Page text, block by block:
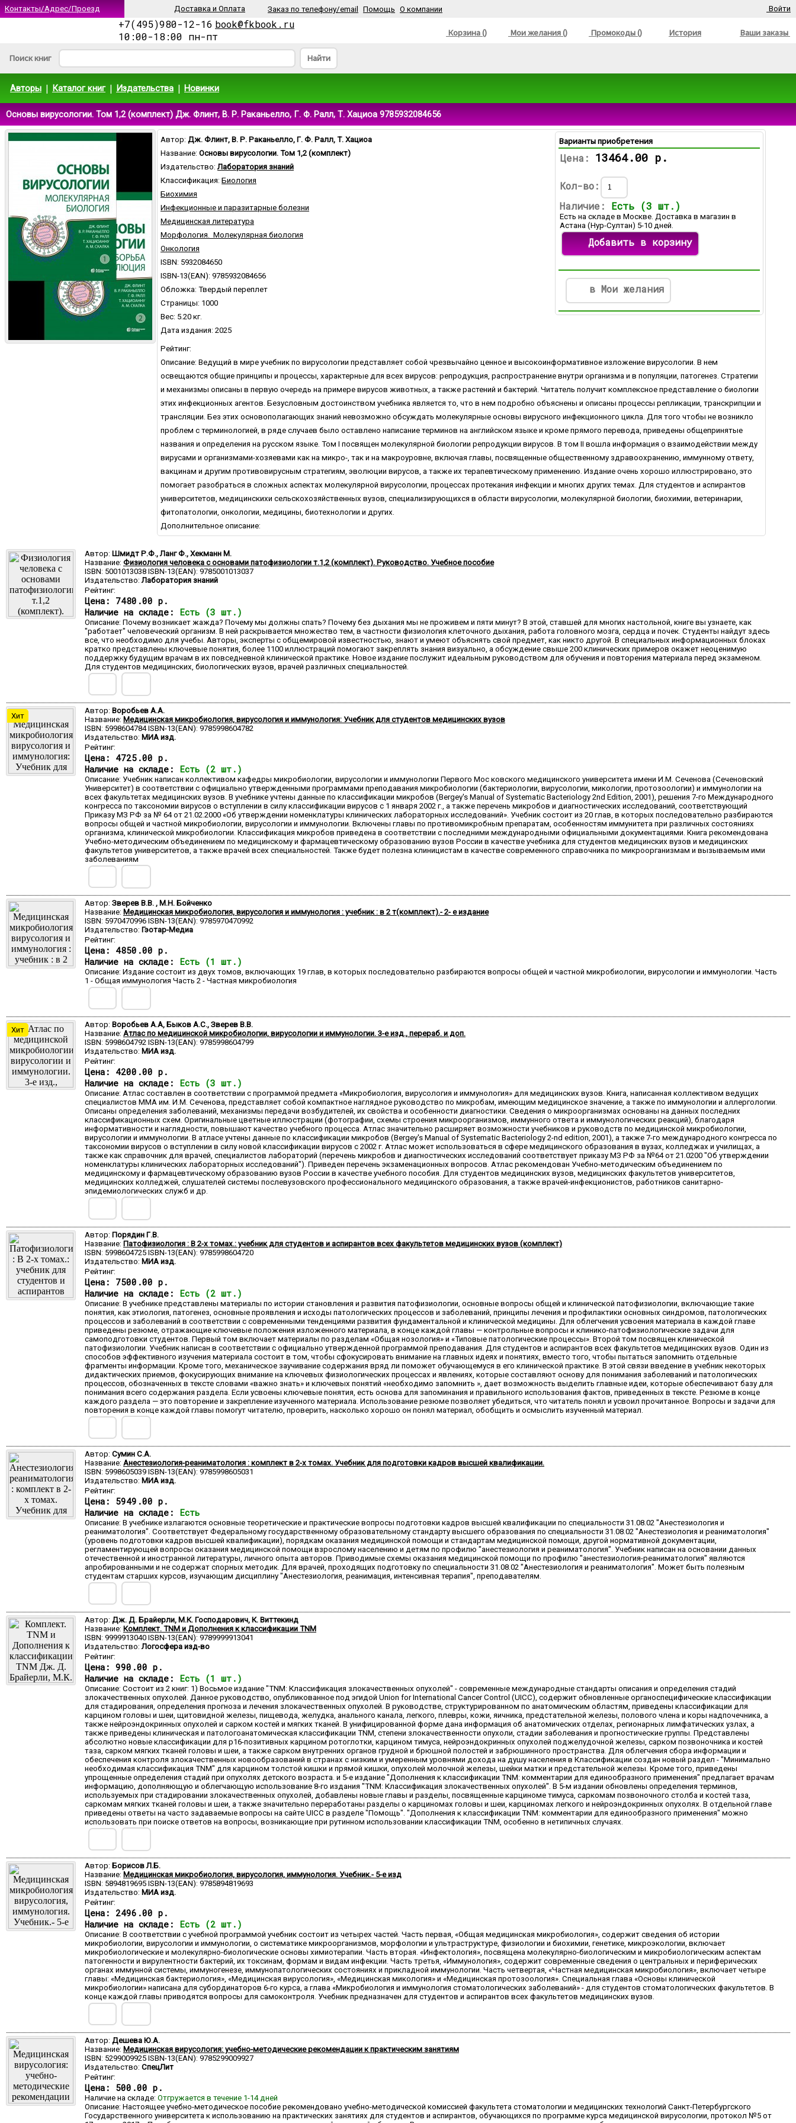
Контакты/Адрес/Проезд Доставка и Оплата Заказ по телефону/email Помощь О компании Войти
+7(495)980-12-16 book@fkbook.ru
10:00-18:00 пн-пт
Корзина () Мои желания () Промокоды () История Ваши заказы
Поиск книг Найти
Авторы | Каталог книг | Издательства | Новинки
Основы вирусологии. Том 1,2 (комплект) Дж. Флинт, В. Р. Раканьелло, Г. Ф. Ралл, Т. Хациоа 9785932084656
Варианты приобретения
Цена: 13464.00 р.
Кол-во:
Наличие: Есть (3 шт.)
Есть на складе в Москве. Доставка в магазин в
Астана (Нур-Султан) 5-10 дней.
Добавить в корзину
в Мои желания
Автор: Дж. Флинт, В. Р. Раканьелло, Г. Ф. Ралл, Т. Хациоа
Название: Основы вирусологии. Том 1,2 (комплект)
Издательство:Лаборатория знаний
Классификация: Биология
Биохимия
Инфекционные и паразитарные болезни
Медицинская литература
Морфология. Молекулярная биология
Онкология
ISBN: 5932084650
ISBN-13(EAN): 9785932084656
Обложка: Твердый переплет
Страницы: 1000
Вес: 5.20 кг.
Дата издания: 2025
Рейтинг:
Описание: Ведущий в мире учебник по вирусологии представляет собой чрезвычайно ценное и высокоинформативное изложение вирусологии. В нем
освещаются общие принципы и процессы, характерные для всех вирусов: репродукция, распространение внутри организма и в популяции, патогенез. Стратегии
и механизмы описаны в первую очередь на примере вирусов животных, а также растений и бактерий. Читатель получит комплексное представление о биологии
этих инфекционных агентов. Безусловным достоинством учебника является то, что в нем подробно объяснены и описаны процессы репликации, транскрипции и
трансляции. Без этих основополагающих знаний невозможно обсуждать молекулярные основы вирусного инфекционного цикла. Для того чтобы не возникло
проблем с терминологией, в ряде случаев было оставлено написание терминов на английском языке и кроме прямого перевода, приведены общепринятые
названия и определения на русском языке. Том I посвящен молекулярной биологии репродукции вирусов. В том II вошла информация о взаимодействии между
вирусами и организмами-хозяевами как на микро-, так и на макроуровне, включая главы, посвященные общественному здравоохранению, иммунному ответу,
вакцинам и другим противовирусным стратегиям, эволюции вирусов, а также их терапевтическому применению. Издание очень хорошо иллюстрировано, это
помогает разобраться в сложных аспектах молекулярной вирусологии, процессах протекания инфекции и многих других темах. Для студентов и аспирантов
университетов, медицинскихи сельскохозяйственных вузов, специализирующихся в области вирусологии, молекулярной биологии, биохимии, ветеринарии,
фитопатологии, онкологии, медицины, биотехнологии и других.
Дополнительное описание:
Автор: Шмидт Р.Ф., Ланг Ф., Хекманн М.
Название: Физиология человека с основами патофизиологии т.1,2 (комплект). Руководство. Учебное пособие
ISBN: 5001013038 ISBN-13(EAN): 9785001013037
Издательство:Лаборатория знаний
Рейтинг:
Цена: 7480.00 р.
Наличие на складе: Есть (3 шт.)
Описание: Почему возникает жажда? Почему мы должны спать? Почему без дыхания мы не проживем и пяти минут? В этой, ставшей для многих настольной, книге вы узнаете, как
"работает" человеческий организм. В ней раскрывается множество тем, в частности физиология клеточного дыхания, работа головного мозга, сердца и почек. Студенты найдут здесь
все, что необходимо для учебы. Авторы, эксперты с общемировой известностью, знают и умеют объяснять свой предмет, как никто другой. В специальных информационных блоках
кратко представлены ключевые понятия, более 1100 иллюстраций помогают закреплять знания визуально, а обсуждение свыше 200 клинических примеров окажет неоценимую
поддержку будущим врачам в их повседневной клинической практике. Новое издание послужит идеальным руководством для обучения и повторения материала перед экзаменом.
Для студентов медицинских, биологических вузов, врачей различных специальностей.
Хит
Автор: Воробьев А.А.
Название: Медицинская микробиология, вирусология и иммунология: Учебник для студентов медицинских вузов
ISBN: 5998604784 ISBN-13(EAN): 9785998604782
Издательство: МИА изд.
Рейтинг:
Цена: 4725.00 р.
Наличие на складе: Есть (2 шт.)
Описание: Учебник написан коллективом кафедры микробиологии, вирусологии и иммунологии Первого Мос ковского медицинского университета имени И.М. Сеченова (Сеченовский
Университет) в соответствии с официально утвержденными программами преподавания микробиологии (бактериологии, вирусологии, микологии, протозоологии) и иммунологии на
всех факультетах медицинских вузов. В учебнике учтены данные по классификации микробов (Bergey's Manual of Systematic Bacteriology 2nd Edition, 2001), решения 7-го Международного
конгресса по таксономии вирусов о вступлении в силу классификации вирусов с 1 января 2002 г., а также перечень микробов и диагностических исследований, соответствующий
Приказу МЗ РФ за № 64 от 21.02.2000 «Об утверждении номенклатуры клинических лабораторных исследований». Учебник состоит из 20 глав, в которых последовательно разбираются
вопросы общей и частной микробиологии, вирусологии и иммунологии. Включены главы по противомикробным препаратам, особенностям иммунитета при различных состояниях
организма, клинической микробиологии. Классификация микробов приведена в соответствии с последними международными официальными документациями. Книга рекомендована
Учебно-методическим объединением по медицинскому и фармацевтическому образованию вузов России в качестве учебника для студентов медицинских вузов и медицинских
факультетов университетов, а также врачей всех специальностей. Также будет полезна клиницистам в качестве современного справочника по микроорганизмам и вызываемым ими
заболеваниям
Автор: Зверев В.В. , М.Н. Бойченко
Название: Медицинская микробиология, вирусология и иммунология : учебник : в 2 т(комплект).- 2- е издание
ISBN: 5970470996 ISBN-13(EAN): 9785970470992
Издательство: Гэотар-Медиа
Рейтинг:
Цена: 4850.00 р.
Наличие на складе: Есть (1 шт.)
Описание: Издание состоит из двух томов, включающих 19 глав, в которых последовательно разбираются вопросы общей и частной микробиологии, вирусологии и иммунологии. Часть
1 - Общая иммунология Часть 2 - Частная микробиология
Хит
Автор: Воробьев А.А, Быков А.С., Зверев В.В.
Название: Атлас по медицинской микробиологии, вирусологии и иммунологии. 3-е изд., перераб. и доп.
ISBN: 5998604792 ISBN-13(EAN): 9785998604799
Издательство: МИА изд.
Рейтинг:
Цена: 4200.00 р.
Наличие на складе: Есть (3 шт.)
Описание: Атлас составлен в соответствии с программой предмета «Микробиология, вирусология и иммунология» для медицинских вузов. Книга, написанная коллективом ведущих
специалистов ММА им. И.М. Сеченова, представляет собой компактное наглядное руководство по микробам, имеющим медицинское значение, а также по иммунологии и аллергологии.
Описаны определения заболеваний, механизмы передачи возбудителей, их свойства и особенности диагностики. Сведения о микроорганизмах основаны на данных последних
классификационных схем. Оригинальные цветные иллюстрации (фотографии, схемы строения микроорганизмов, иммунного ответа и иммунологических реакций), благодаря
информативности и наглядности, повышают качество учебного процесса. Атлас значительно расширяет возможности учебников и руководств по медицинской микробиологии,
вирусологии и иммунологии. В атласе учтены данные по классификации микробов (Bergey's Manual of Systematic Bacteriology 2-nd edition, 2001), а также 7-го международного конгресса по
таксономии вирусов о вступлении в силу новой классификации вирусов с 2002 г. Атлас может использоваться в сфере медицинского образования в вузах, колледжах и училищах, а
также как справочник для врачей, специалистов лабораторий (перечень микробов и диагностических исследований соответствует приказу МЗ РФ за №64 от 21.0200 "Об утверждении
номенклатуры клинических лабораторных исследований"). Приведен перечень экзаменационных вопросов. Атлас рекомендован Учебно-методическим объединением по
медицинскому и фармацевтическому образованию вузов России в качестве учебного пособия. Для студентов медицинских вузов, медицинских факультетов университетов,
медицинских колледжей, слушателей системы послевузовского профессионального медицинского образования, а также врачей-инфекционистов, работников санитарно-
эпидемиологических служб и др.
Автор: Порядин Г.В.
Название: Патофизиология : В 2-х томах.: учебник для студентов и аспирантов всех факультетов медицинских вузов (комплект)
ISBN: 5998604725 ISBN-13(EAN): 9785998604720
Издательство: МИА изд.
Рейтинг:
Цена: 7500.00 р.
Наличие на складе: Есть (2 шт.)
Описание: В учебнике представлены материалы по истории становления и развития патофизиологии, основные вопросы общей и клинической патофизиологии, включающие такие
понятия, как этиология, патогенез, основные проявления и исходы патологических процессов и заболеваний, принципы лечения и профилактики основных синдромов, патологических
процессов и заболеваний в соответствии с современными тенденциями развития фундаментальной и клинической медицины. Для облегчения усвоения материала в каждой главе
приведены резюме, отражающие ключевые положения изложенного материала, в конце каждой главы — контрольные вопросы и клинико-патофизиологические задачи для
самоподготовки студентов. Первый том включает материалы по разделам «Общая нозология» и «Типовые патологические процессы». Второй том посвящен клинической
патофизиологии. Учебник написан в соответствии с официально утвержденной программой преподавания. Для студентов и аспирантов всех факультетов медицинских вузов. Один из
способов эффективного изучения материала состоит в том, чтобы сфокусировать внимание на главных идеях и понятиях, вместо того, чтобы пытаться запомнить отдельные
фрагменты информации. Кроме того, механическое заучивание содержания вряд ли поможет обучающемуся в его клинической практике. В этой связи введение в учебник некоторых
дидактических приемов, фокусирующих внимание на ключевых физиологических процессах и явлениях, которые составляют основу для понимания заболеваний и патологических
процессов, обозначенных в тексте словами «важно знать» и ключевых понятий «необходимо запомнить », дает возможность выделить главные идеи, которые обеспечивают базу для
понимания всего содержания раздела. Если усвоены ключевые понятия, есть основа для запоминания и правильного использования фактов, приведенных в тексте. Резюме в конце
каждого раздела — это повторение и закрепление изученного материала. Использование резюме позволяет убедиться, что читатель понял и усвоил прочитанное. Вопросы и задачи для
повторения в конце каждой главы помогут читателю, проверить, насколько хорошо он понял материал, обобщить и осмыслить изученный материал.
Автор: Сумин С.А.
Название: Анестезиология-реаниматология : комплект в 2-х томах. Учебник для подготовки кадров высшей квалификации.
ISBN: 5998605039 ISBN-13(EAN): 9785998605031
Издательство: МИА изд.
Рейтинг:
Цена: 5949.00 р.
Наличие на складе: Есть
Описание: В учебнике излагаются основные теоретические и практические вопросы подготовки кадров высшей квалификации по специальности 31.08.02 "Анестезиология и
реаниматология". Соответствует Федеральному государственному образовательному стандарту высшего образования по специальности 31.08.02 "Анестезиология и реаниматология"
(уровень подготовки кадров высшей квалификации), порядкам оказания медицинской помощи и стандартам медицинской помощи, другой нормативной документации,
регламентирующей вопросы оказания медицинской помощи взрослому населению и детям по профилю "анестезиология и реаниматология". Учебник написан на основании данных
отечественной и иностранной литературы, личного опыта авторов. Приводимые схемы оказания медицинской помощи по профилю "анестезиология-реаниматология" являются
апробированными и не содержат спорных методик. Для врачей, проходящих подготовку по специальности 31.08.02 "Анестезиология и реаниматология". Может быть полезным
студентам старших курсов, изучающим дисциплину "Анестезиология, реанимация, интенсивная терапия", преподавателям.
Автор: Дж. Д. Брайерли, М.К. Господарович, К. Виттекинд
Название: Комплект. TNM и Дополнения к классификации TNM
ISBN: 9999913040 ISBN-13(EAN): 9789999913041
Издательство:Логосфера изд-во
Рейтинг:
Цена: 990.00 р.
Наличие на складе: Есть (1 шт.)
Описание: Состоит из 2 книг: 1) Восьмое издание "TNM: Классификация злокачественных опухолей" - современные международные стандарты описания и определения стадий
злокачественных опухолей. Данное руководство, опубликованное под эгидой Union for International Cancer Control (UICC), содержит обновленные органоспецифические классификации
для стадирования, определения прогноза и лечения злокачественных опухолей. В руководстве, структурированном по анатомическим областям, приведены классификации для
карцином головы и шеи, щитовидной железы, пищевода, желудка, анального канала, легкого, плевры, кожи, яичника, предстательной железы, полового члена и коры надпочечника, а
также нейроэндокринных опухолей и сарком костей и мягких тканей. В унифицированной форме дана информация об анатомических отделах, регионарных лимфатических узлах, а
также приведены клиническая и патологоанатомическая классификации TNM, степени злокачественности опухоли, стадии заболевания и прогностические группы. Представлены
абсолютно новые классификации для p16-позитивных карцином ротоглотки, карцином тимуса, нейроэндокринных опухолей поджелудочной железы, сарком позвоночника и костей
таза, сарком мягких тканей головы и шеи, а также сарком внутренних органов грудной и брюшной полостей и забрюшинного пространства. Для облегчения сбора информации и
обеспечения контроля злокачественных новообразований в странах с низким и умеренным уровнями дохода на душу населения в Классификации создан новый раздел - "Минимально
необходимая классификация TNM" для карцином толстой кишки и прямой кишки, опухолей молочной железы, шейки матки и предстательной железы. Кроме того, приведены
упрощенные определения стадий при опухолях детского возраста. и 5-е издание "Дополнения к классификации TNM: комментарии для единообразного применения" предлагает врачам
информацию, дополняющую и облегчающую использование 8-го издания "TNM: Классификация злокачественных опухолей". В 5-м издании обновлены определения терминов,
используемых при стадировании злокачественных опухолей, добавлены новые главы и разделы, посвященные карциноме тимуса, саркомам позвоночного столба и костей таза,
саркомам мягких тканей головы и шеи, а также значительно переработаны разделы о карциномах головы и шеи, карциномах легкого и нейроэндокринных опухолях. В отдельной главе
приведены ответы на часто задаваемые вопросы на сайте UICC в разделе "Помощь". "Дополнения к классификации TNM: комментарии для единообразного применения" можно
использовать при поиске ответов на вопросы, возникающие при рутинном использовании классификации TNM, особенно в нетипичных случаях.
Автор: Борисов Л.Б.
Название: Медицинская микробиология, вирусология, иммунология. Учебник.- 5-е изд
ISBN: 5894819695 ISBN-13(EAN): 9785894819693
Издательство: МИА изд.
Рейтинг:
Цена: 2496.00 р.
Наличие на складе: Есть (2 шт.)
Описание: В соответствии с учебной программой учебник состоит из четырех частей. Часть первая, «Общая медицинская микробиология», содержит сведения об истории
микробиологии, вирусологии и иммунологии, о систематике микроорганизмов, морфологии и ультраструктуре, физиологии и биохимии, генетике, микроэкологии, включает
микробиологические и молекулярно-биологические основы химиотерапии. Часть вторая. «Инфектология», посвящена молекулярно-биологическим и микробиологическим аспектам
патогенности и вирулентности бактерий, их токсинам, формам и видам инфекции. Часть третья, «Иммунология», содержит современные сведения о центральных и периферических
органах иммунной системы, иммуногенезе, иммунопатологических состояниях и прикладной иммунологии. Часть четвертая, «Частная медицинская микробиология», включает четыре
главы: «Медицинская бактериология», «Медицинская вирусология», «Медицинская микология» и «Медицинская протозоология». Специальная глава «Основы клинической
микробиологии» написана для субординаторов 6-го курса, а глава «Микробиология и иммунология стоматологических заболеваний» - для студентов стоматологических факультетов. В
конце каждой главы приводятся вопросы для самоконтроля. Учебник предназначен для студентов и аспирантов всех факультетов медицинских вузов.
Автор: Дешева Ю.А.
Название: Медицинская вирусология: учебно-методические рекомендации к практическим занятиям
ISBN: 5299009925 ISBN-13(EAN): 9785299009927
Издательство: СпецЛит
Рейтинг:
Цена: 500.00 р.
Наличие на складе: Отгружается в течение 1-14 дней
Описание: Настоящее учебно-методическое пособие рекомендовано учебно-методической комиссией факультета стоматологии и медицинских технологий Санкт-Петербургского
Государственного университета к использованию на практических занятиях для студентов и аспирантов, обучающихся по программе курса медицинской вирусологии, протокол №5 от